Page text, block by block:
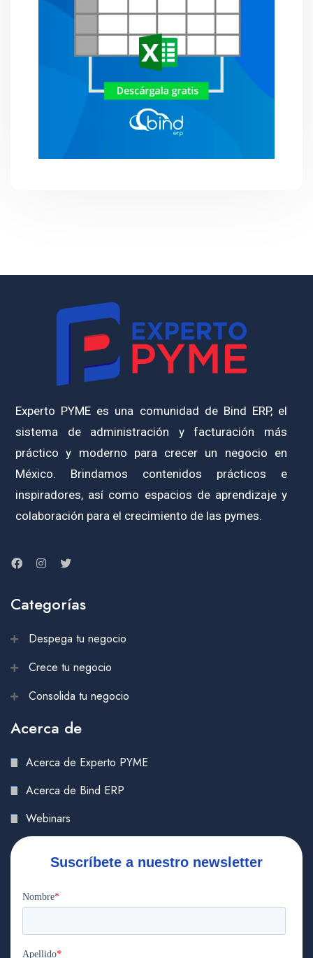
Experto PYME es una comunidad de Bind ERP, el
sistema de administración y facturación más
práctico y moderno para crecer un negocio en
México. Brindamos contenidos prácticos e
inspiradores, así como espacios de aprendizaje y
colaboración para el crecimiento de las pymes.
Categorías
Despega tu negocio
Crece tu negocio
Consolida tu negocio
Acerca de
Acerca de Experto PYME
Acerca de Bind ERP
Webinars
Suscríbete a nuestro newsletter